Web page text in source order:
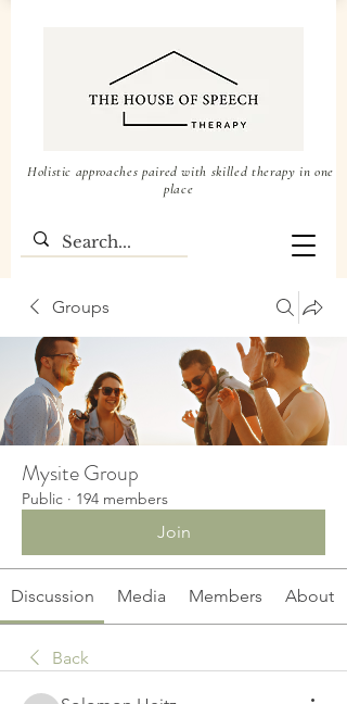
Holistic approaches paired with skilled therapy in one
place
Groups
Mysite Group
Public · 194 members
Join
Discussion Media Members About
Back